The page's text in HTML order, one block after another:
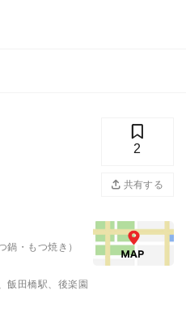
2
共有する
鍋・もつ焼き）
飯田橋駅、後楽園